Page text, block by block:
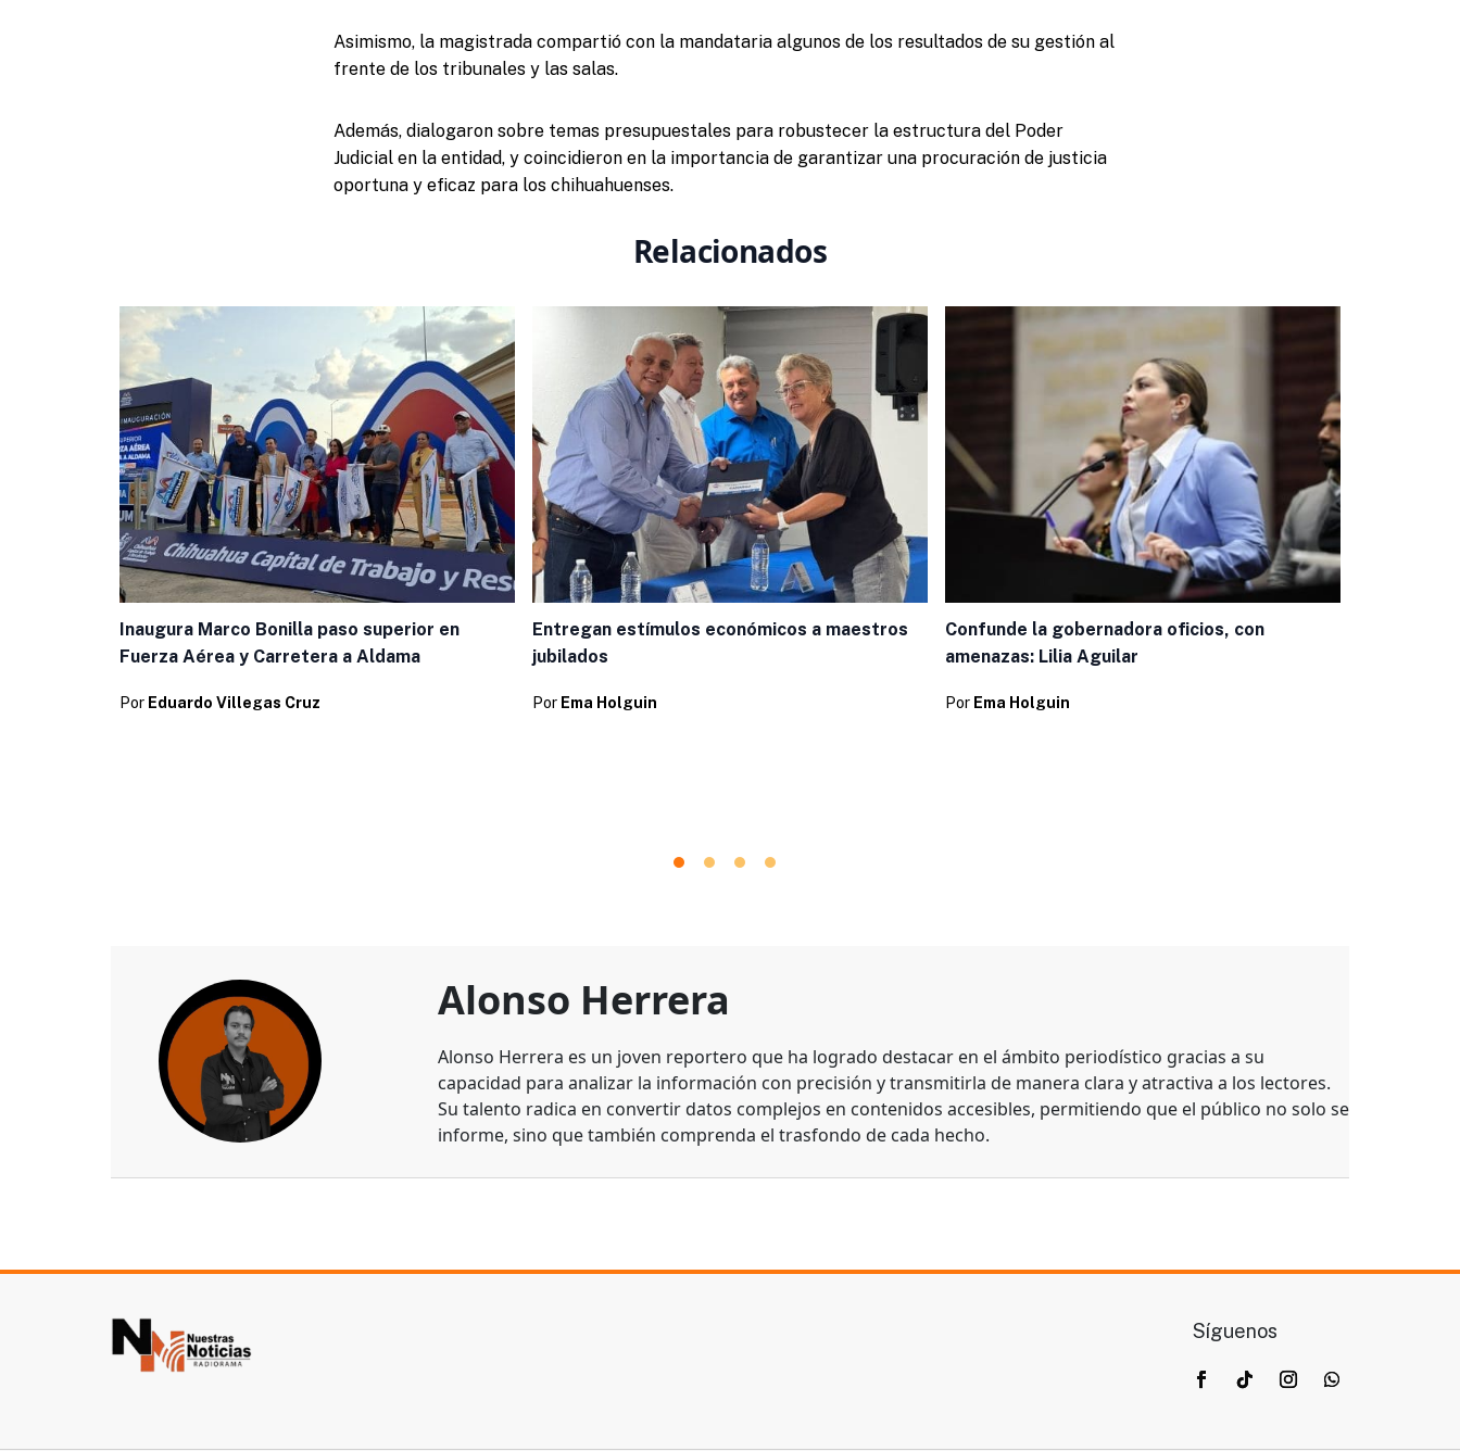
Asimismo, la magistrada compartió con la mandataria algunos de los resultados de su gestión al
frente de los tribunales y las salas.
Además, dialogaron sobre temas presupuestales para robustecer la estructura del Poder
Judicial en la entidad, y coincidieron en la importancia de garantizar una procuración de justicia
oportuna y eficaz para los chihuahuenses.
Relacionados
Inaugura Marco Bonilla paso superior en
Fuerza Aérea y Carretera a Aldama
Por Eduardo Villegas Cruz
Entregan estímulos económicos a maestros
jubilados
Por Ema Holguin
Confunde la gobernadora oficios, con
amenazas: Lilia Aguilar
Por Ema Holguin
Alonso Herrera
Alonso Herrera es un joven reportero que ha logrado destacar en el ámbito periodístico gracias a su
capacidad para analizar la información con precisión y transmitirla de manera clara y atractiva a los lectores.
Su talento radica en convertir datos complejos en contenidos accesibles, permitiendo que el público no solo se
informe, sino que también comprenda el trasfondo de cada hecho.
Síguenos